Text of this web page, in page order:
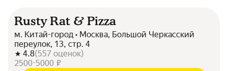
Rusty Rat & Pizza
м. Китай-город • Москва, Большой Черкасский
переулок, 13, стр. 4
4.8(557 оценок)
2500-5000 ₽